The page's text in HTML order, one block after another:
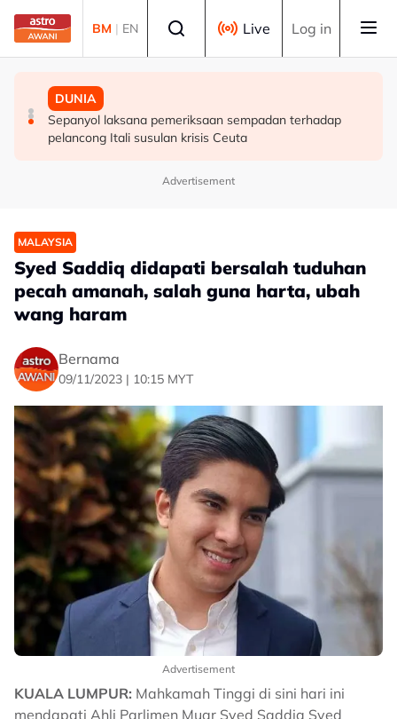
Skip to main content
BM | EN Live Log in
MALAYSIA
KPM akan mohon pengiktirafan UNESCO untuk
Gendang 24 Perayaan
MALAYSIA
MINDEF konsisten perjuang penambahbaikan struktur
organisasi, kerjaya warga ATM
DUNIA
Sepanyol laksana pemeriksaan sempadan terhadap
pelancong Itali susulan krisis Ceuta
Advertisement
MALAYSIA
Syed Saddiq didapati bersalah tuduhan
pecah amanah, salah guna harta, ubah
wang haram
Bernama
09/11/2023 | 10:15 MYT
Advertisement
KUALA LUMPUR: Mahkamah Tinggi di sini hari ini
mendapati Ahli Parlimen Muar Syed Saddiq Syed